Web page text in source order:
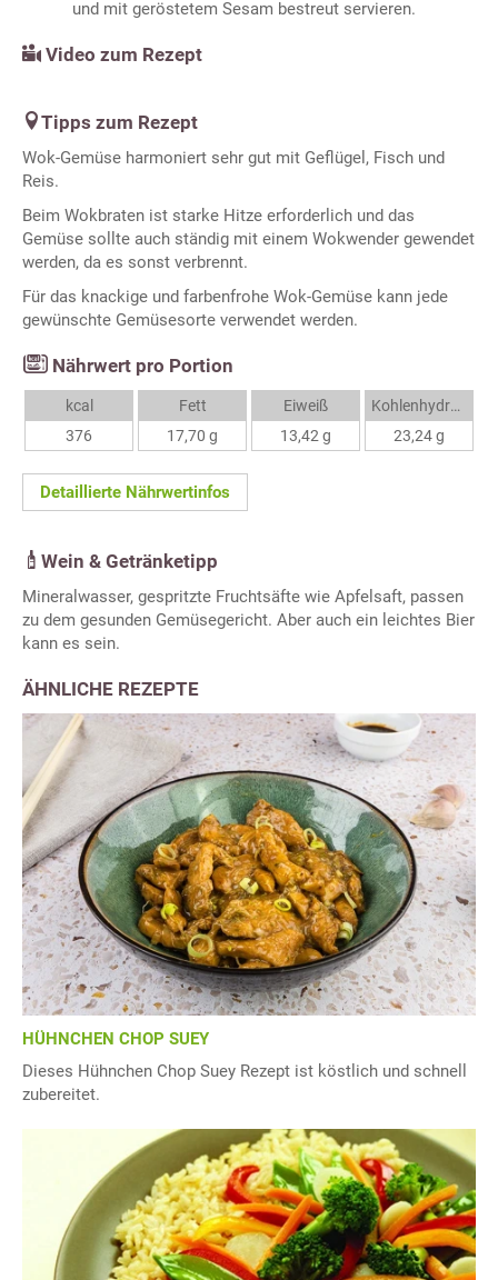
und mit geröstetem Sesam bestreut servieren.
Video zum Rezept
Tipps zum Rezept
Wok-Gemüse harmoniert sehr gut mit Geflügel, Fisch und
Reis.
Beim Wokbraten ist starke Hitze erforderlich und das
Gemüse sollte auch ständig mit einem Wokwender gewendet
werden, da es sonst verbrennt.
Für das knackige und farbenfrohe Wok-Gemüse kann jede
gewünschte Gemüsesorte verwendet werden.
Nährwert pro Portion
kcal
376
Fett
17,70 g
Eiweiß
13,42 g
Kohlenhydrate
23,24 g
Detaillierte Nährwertinfos
Wein & Getränketipp
Mineralwasser, gespritzte Fruchtsäfte wie Apfelsaft, passen
zu dem gesunden Gemüsegericht. Aber auch ein leichtes Bier
kann es sein.
ÄHNLICHE REZEPTE
HÜHNCHEN CHOP SUEY
Dieses Hühnchen Chop Suey Rezept ist köstlich und schnell
zubereitet.